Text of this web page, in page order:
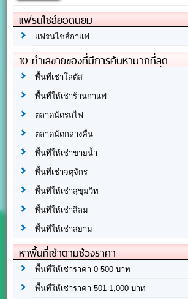
แฟรนไชส์ยอดนิยม
แฟรนไชส์กาแฟ
10 ทำเลขายของที่มีการค้นหามากที่สุด
พื้นที่เช่าโลตัส
พื้นที่ให้เช่าร้านกาแฟ
ตลาดนัดรถไฟ
ตลาดนัดกลางคืน
พื้นที่ให้เช่าขายน้ำ
พื้นที่เช่าจตุจักร
พื้นที่ให้เช่าสุขุมวิท
พื้นที่ให้เช่าสีลม
พื้นที่ให้เช่าสยาม
หาพื้นที่เช่าตามช่วงราคา
พื้นที่ให้เช่าราคา 0-500 บาท
พื้นที่ให้เช่าราคา 501-1,000 บาท